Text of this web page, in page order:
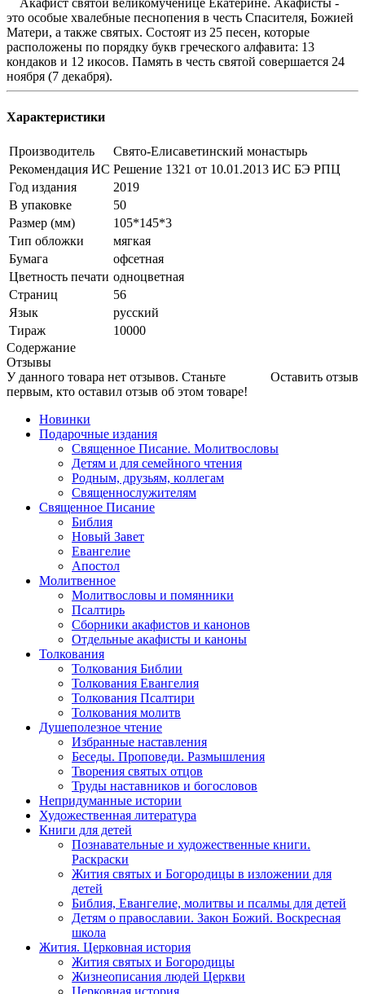
Акафист святой великомученице Екатерине. Акафисты -
это особые хвалебные песнопения в честь Спасителя, Божией
Матери, а также святых. Состоят из 25 песен, которые
расположены по порядку букв греческого алфавита: 13
кондаков и 12 икосов. Память в честь святой совершается 24
ноября (7 декабря).
Характеристики
Производитель
Свято-Елисаветинский монастырь
Рекомендация ИС Решение 1321 от 10.01.2013 ИС БЭ РПЦ
Год издания
2019
В упаковке
50
Размер (мм)
105*145*3
Тип обложки
мягкая
Бумага
офсетная
Цветность печати одноцветная
Страниц
56
Язык
русский
Тираж
10000
Содержание
Отзывы
Оставить отзыв
У данного товара нет отзывов. Станьте
первым, кто оставил отзыв об этом товаре!
Новинки
Подарочные издания
Священное Писание. Молитвословы
Детям и для семейного чтения
Родным, друзьям, коллегам
Священнослужителям
Священное Писание
Библия
Новый Завет
Евангелие
Апостол
Молитвенное
Молитвословы и помянники
Псалтирь
Сборники акафистов и канонов
Отдельные акафисты и каноны
Толкования
Толкования Библии
Толкования Евангелия
Толкования Псалтири
Толкования молитв
Душеполезное чтение
Избранные наставления
Беседы. Проповеди. Размышления
Творения святых отцов
Труды наставников и богословов
Непридуманные истории
Художественная литература
Книги для детей
Познавательные и художественные книги.
Раскраски
Жития святых и Богородицы в изложении для
детей
Библия, Евангелие, молитвы и псалмы для детей
Детям о православии. Закон Божий. Воскресная
школа
Жития. Церковная история
Жития святых и Богородицы
Жизнеописания людей Церкви
Церковная история